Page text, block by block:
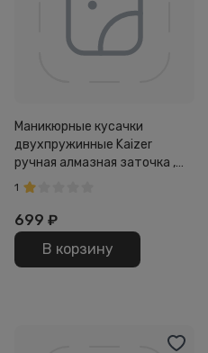
Маникюрные кусачки
двухпружинные Kaizer
ручная алмазная заточка ,
Серебро
1
699 ₽
В корзину